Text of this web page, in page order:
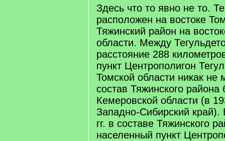
q
]
Здесь что то явно не то.
расположен на востоке
Тяжинский район на
области. Между
расстояние 288
пункт Центрополигон
Томской области никак не
состав Тяжинского района
Кемеровской области (в
Западно-Сибирский край).
гг. в составе Тяжинского
населенный пункт